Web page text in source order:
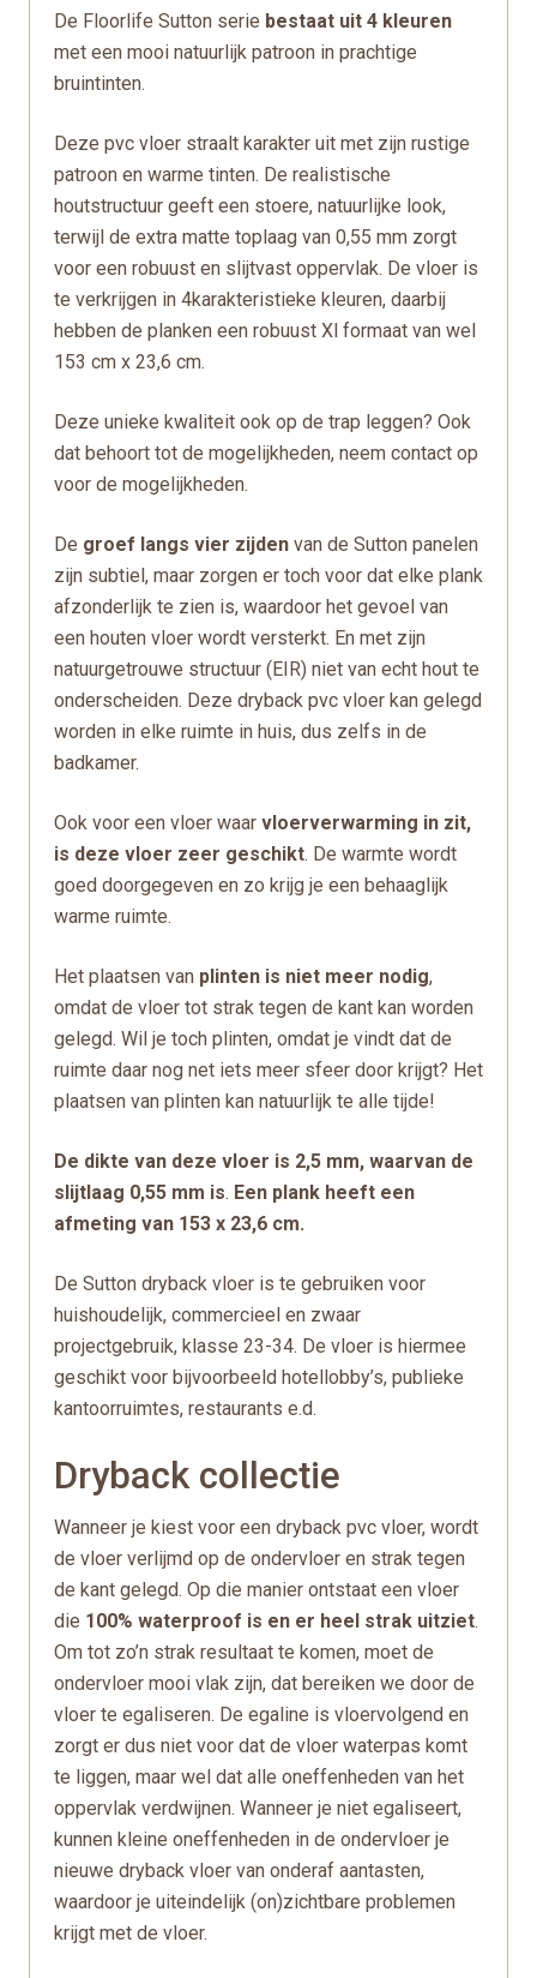
De Floorlife Sutton serie bestaat uit 4 kleuren
met een mooi natuurlijk patroon in prachtige
bruintinten.
Deze pvc vloer straalt karakter uit met zijn rustige
patroon en warme tinten. De realistische
houtstructuur geeft een stoere, natuurlijke look,
terwijl de extra matte toplaag van 0,55 mm zorgt
voor een robuust en slijtvast oppervlak. De vloer is
te verkrijgen in 4karakteristieke kleuren, daarbij
hebben de planken een robuust Xl formaat van wel
153 cm x 23,6 cm.
Deze unieke kwaliteit ook op de trap leggen? Ook
dat behoort tot de mogelijkheden, neem contact op
voor de mogelijkheden.
De groef langs vier zijden van de Sutton panelen
zijn subtiel, maar zorgen er toch voor dat elke plank
afzonderlijk te zien is, waardoor het gevoel van
een houten vloer wordt versterkt. En met zijn
natuurgetrouwe structuur (EIR) niet van echt hout te
onderscheiden. Deze dryback pvc vloer kan gelegd
worden in elke ruimte in huis, dus zelfs in de
badkamer.
Ook voor een vloer waar vloerverwarming in zit,
is deze vloer zeer geschikt. De warmte wordt
goed doorgegeven en zo krijg je een behaaglijk
warme ruimte.
Het plaatsen van plinten is niet meer nodig,
omdat de vloer tot strak tegen de kant kan worden
gelegd. Wil je toch plinten, omdat je vindt dat de
ruimte daar nog net iets meer sfeer door krijgt? Het
plaatsen van plinten kan natuurlijk te alle tijde!
De dikte van deze vloer is 2,5 mm, waarvan de
slijtlaag 0,55 mm is. Een plank heeft een
afmeting van 153 x 23,6 cm.
De Sutton dryback vloer is te gebruiken voor
huishoudelijk, commercieel en zwaar
projectgebruik, klasse 23-34. De vloer is hiermee
geschikt voor bijvoorbeeld hotellobby’s, publieke
kantoorruimtes, restaurants e.d.
Dryback collectie
Wanneer je kiest voor een dryback pvc vloer, wordt
de vloer verlijmd op de ondervloer en strak tegen
de kant gelegd. Op die manier ontstaat een vloer
die 100% waterproof is en er heel strak uitziet.
Om tot zo’n strak resultaat te komen, moet de
ondervloer mooi vlak zijn, dat bereiken we door de
vloer te egaliseren. De egaline is vloervolgend en
zorgt er dus niet voor dat de vloer waterpas komt
te liggen, maar wel dat alle oneffenheden van het
oppervlak verdwijnen. Wanneer je niet egaliseert,
kunnen kleine oneffenheden in de ondervloer je
nieuwe dryback vloer van onderaf aantasten,
waardoor je uiteindelijk (on)zichtbare problemen
krijgt met de vloer.